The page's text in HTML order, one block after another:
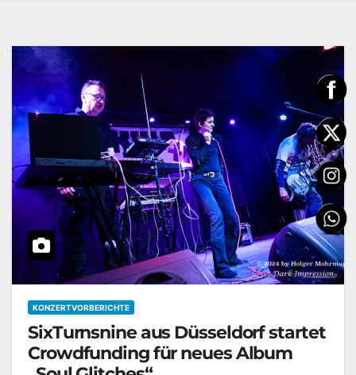
KONZERTVORBERICHTE
SixTurnsnine aus Düsseldorf startet
Crowdfunding für neues Album